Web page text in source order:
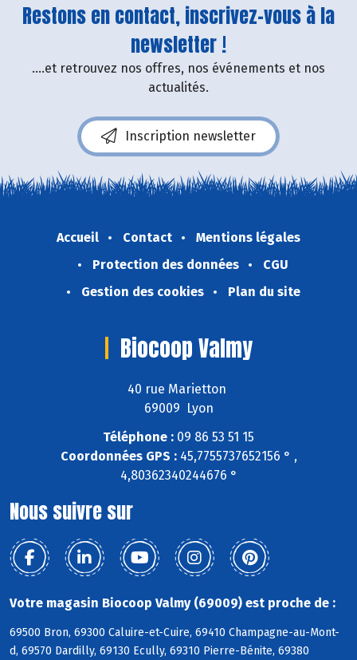
Restons en contact, inscrivez-vous à la
newsletter !
....et retrouvez nos offres, nos événements et nos
actualités.
Inscription newsletter
Accueil Contact
Mentions légales
Protection des données
CGU
Gestion des cookies
Plan du site
Biocoop Valmy
40 rue Marietton
69009 Lyon
Téléphone : 09 86 53 51 15
Coordonnées GPS :45,7755737652156 ° ,
4,80362340244676 °
Nous suivre sur
Votre magasin Biocoop Valmy (69009) est proche de :
69500 Bron, 69300 Caluire-et-Cuire, 69410 Champagne-au-Mont-
d, 69570 Dardilly, 69130 Ecully, 69310 Pierre-Bénite, 69380